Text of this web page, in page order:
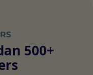
500+